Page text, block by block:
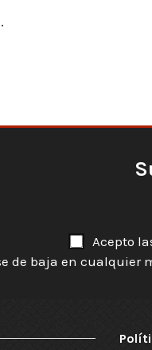
Acepto
de baja en cualquier